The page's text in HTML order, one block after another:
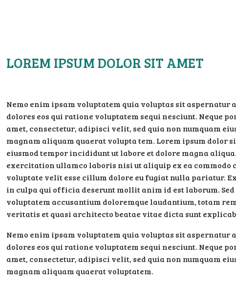
LOREM IPSUM DOLOR SIT AMET
Nemo enim ipsam voluptatem quia voluptas sit aspernatur
dolores eos qui ratione voluptatem sequi nesciunt. Neque
amet, consectetur, adipisci velit, sed quia non numquam
magnam aliquam quaerat volupta tem. Lorem ipsum dolor
eiusmod tempor incididunt ut labore et dolore magna
exercitation ullamco laboris nisi ut aliquip ex ea
voluptate velit esse cillum dolore eu fugiat nulla pariatur.
in culpa qui officia deserunt mollit anim id est laborum.
voluptatem accusantium doloremque laudantium, totam
veritatis et quasi architecto beatae vitae dicta sunt
Nemo enim ipsam voluptatem quia voluptas sit aspernatur
dolores eos qui ratione voluptatem sequi nesciunt. Neque
amet, consectetur, adipisci velit, sed quia non numquam
magnam aliquam quaerat voluptatem.